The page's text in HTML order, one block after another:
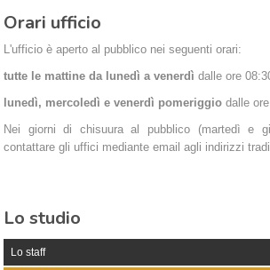
Orari ufficio
L'ufficio è aperto al pubblico nei seguenti orari:
tutte le mattine da lunedì a venerdìdalle ore
lunedì, mercoledì e venerdì pomeriggiodalle
Nei giorni di chisuura al pubblico (martedì e
contattare gli uffici mediante email agli indirizzi
Lo studio
Lo staff